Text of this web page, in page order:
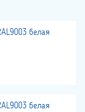
белая
белая